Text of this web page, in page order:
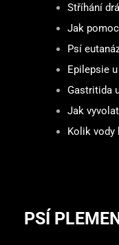
Stříhání
Jak
Psí
Epilepsie
Gastritida
Jak
Kolik vody
PSÍ